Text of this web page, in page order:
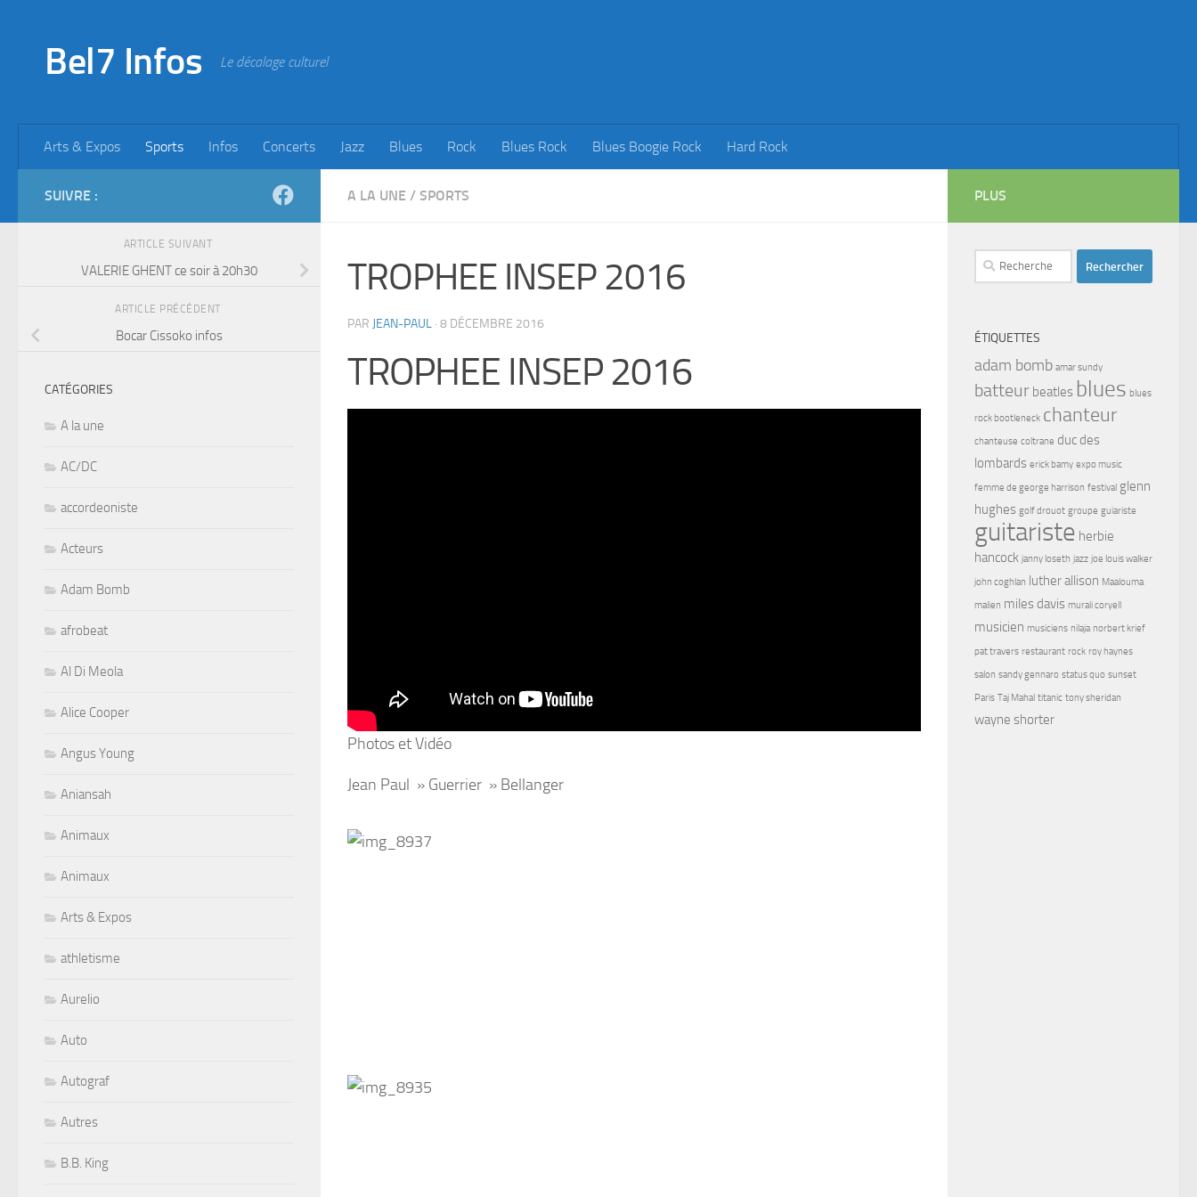
Bel7 Infos Le décalage culturel
Arts & Expos Sports Infos Concerts Jazz Blues Rock Blues Rock Blues Boogie Rock Hard Rock
A LA UNE / SPORTS
TROPHEE INSEP 2016
PAR JEAN-PAUL · 8 DÉCEMBRE 2016
TROPHEE INSEP 2016
Photos et Vidéo
Jean Paul » Guerrier » Bellanger
SUIVRE :
ARTICLE SUIVANT
VALERIE GHENT ce soir à 20h30
ARTICLE PRÉCÉDENT
Bocar Cissoko infos
CATÉGORIES
A la une
AC/DC
accordeoniste
Acteurs
Adam Bomb
afrobeat
Al Di Meola
Alice Cooper
Angus Young
Aniansah
Animaux
Animaux
Arts & Expos
athletisme
Aurelio
Auto
Autograf
Autres
B.B. King
PLUS
Rechercher :
ÉTIQUETTES
adam bomb amar sundy
batteur beatles blues blues
rock bootleneck chanteur
chanteuse coltrane duc des
lombards erick bamy expo music
femme de george harrison festival glenn
hughes golf drouot groupe guiariste
guitariste herbie
hancock janny loseth jazz joe louis walker
john coghlan luther allison Maalouma
malien miles davis murali coryell
musicien musiciens nilaja norbert krief
pat travers restaurant rock roy haynes
salon sandy gennaro status quo sunset
Paris Taj Mahal titanic tony sheridan
wayne shorter